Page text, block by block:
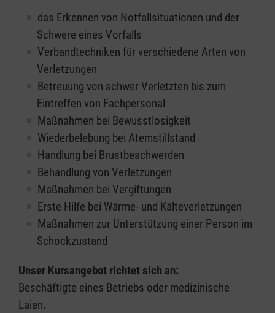
das Erkennen von Notfallsituationen und der
Schwere eines Vorfalls
Verbandtechniken für verschiedene Arten von
Verletzungen
Betreuung von schwer Verletzten bis zum
Eintreffen von Fachpersonal
Maßnahmen bei Bewusstlosigkeit
Wiederbelebung bei Atemstillstand
Handlung bei Brustbeschwerden
Behandlung von Verletzungen
Maßnahmen bei Vergiftungen
Erste Hilfe bei Wärme- und Kälteverletzungen
Maßnahmen zur Unterstützung einer Person im
Schockzustand
Unser Kursangebot richtet sich an:
Beschäftigte eines Betriebs oder medizinische
Laien.